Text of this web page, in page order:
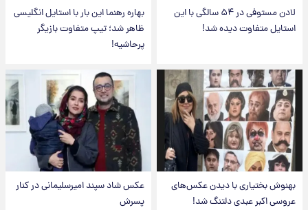
لادن مستوفی در ۵۴ سالگی با این
استایل متفاوت دیده شد!
بهاره رهنما این بار با استایل انگلیسی
ظاهر شد؛ تیپ متفاوت بازیگر
پرحاشیه!
بهنوش بختیاری با دیدن عکس‌های
عروسی اکبر عبدی دلتنگ شد!
عکس شاد سپند امیرسلیمانی در کنار
پسرش